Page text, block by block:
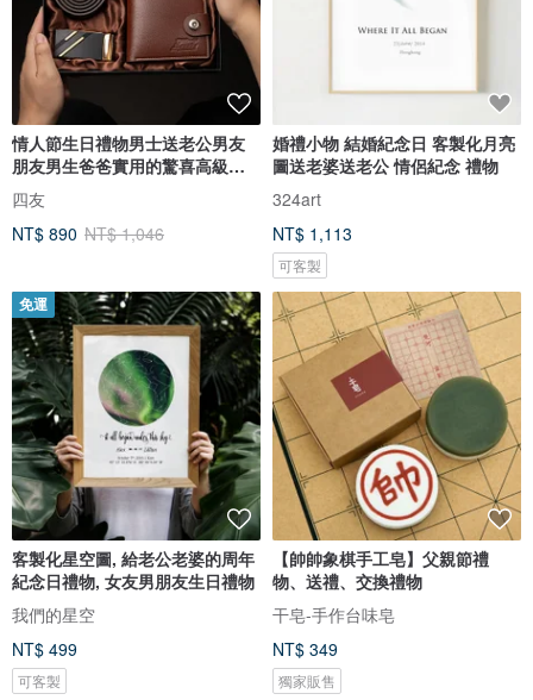
情人節生日禮物男士送老公男友
朋友男生爸爸實用的驚喜高級感
新年
四友
NT$ 890 NT$ 1,046
婚禮小物 結婚紀念日 客製化月亮
圖送老婆送老公 情侶紀念 禮物
324art
NT$ 1,113
可客製
免運
客製化星空圖, 給老公老婆的周年
紀念日禮物, 女友男朋友生日禮物
我們的星空
NT$ 499
可客製
【帥帥象棋手工皂】父親節禮
物、送禮、交換禮物
干皂-手作台味皂
NT$ 349
獨家販售